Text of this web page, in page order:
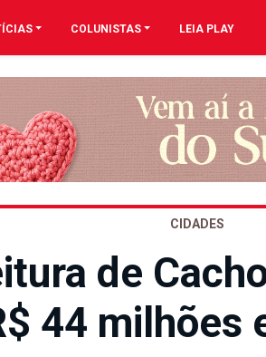
COLUNISTAS LEIA PLAY
CIDADES
de
44 milhões